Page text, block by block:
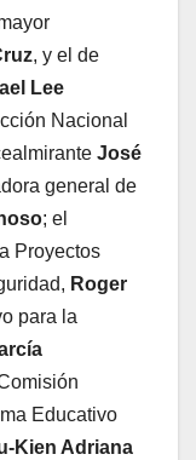
, y el de
Lee
Nacional
José
general de
; el
Proyectos
Roger
para la
Educativo
Kien Adriana